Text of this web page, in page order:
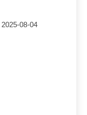
2025-08-04